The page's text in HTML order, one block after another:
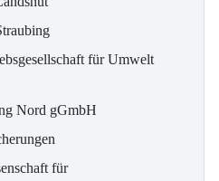
für Umwelt
Nord gGmbH
für